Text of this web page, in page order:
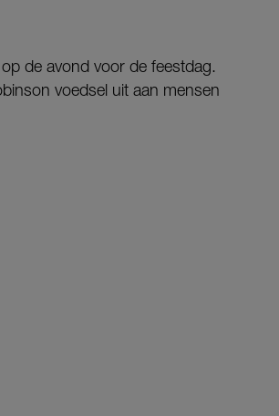
de avond voor de feestdag.
voedsel uit aan mensen